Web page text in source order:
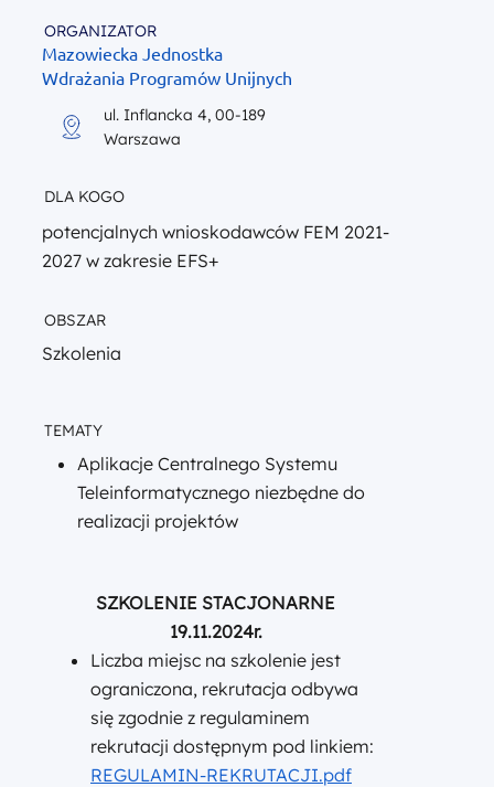
DLA KOGO
potencjalnych wnioskodawców FEM 2021-
2027 w zakresie EFS+
OBSZAR
Szkolenia
TEMATY
Aplikacje Centralnego Systemu
Teleinformatycznego niezbędne do
realizacji projektów
SZKOLENIE STACJONARNE
19.11.2024r.
Liczba miejsc na szkolenie jest
ograniczona, rekrutacja odbywa
się zgodnie z regulaminem
rekrutacji dostępnym pod linkiem:
REGULAMIN-REKRUTACJI.pdf
ORGANIZATOR
Mazowiecka Jednostka
Wdrażania Programów Unijnych
ul. Inflancka 4, 00-189
Warszawa